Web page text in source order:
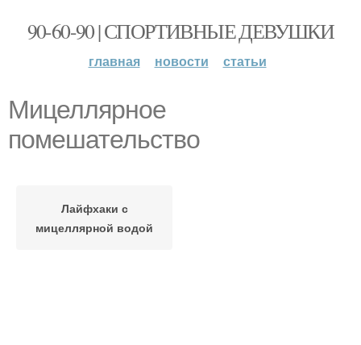
90-60-90 | СПОРТИВНЫЕ ДЕВУШКИ
главная новости статьи
Мицеллярное
помешательство
Лайфхаки с
мицеллярной водой